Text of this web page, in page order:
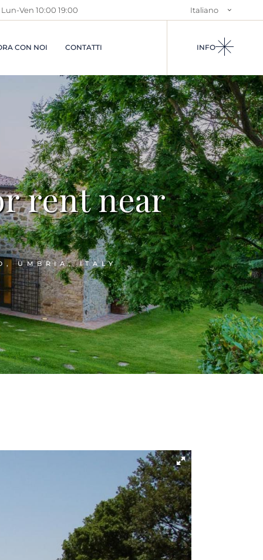
Lun-Ven 10:00 19:00 Italiano
CON NOI CONTATTI INFO
IN
CASE
ARRIVI
SERVIZI DI
rent near
UMBRIA, ITALY